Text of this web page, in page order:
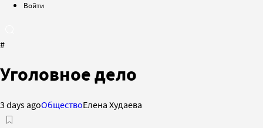
Войти
#
Уголовное дело
3 days agoОбществоЕлена Худаева